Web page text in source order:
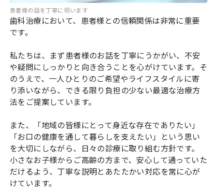
患者様の話を丁寧に伺います
歯科治療において、患者様との信頼関係は非常に重要
です。
私たちは、まず患者様のお話を丁寧にうかがい、不安
や疑問にしっかりと向き合うことを心がけています。そ
のうえで、一人ひとりのご希望やライフスタイルに寄
り添いながら、できる限り負担の少ない最適な治療方
法をご提案しています。
また、「地域の皆様にとって身近な存在でありたい」
「お口の健康を通して暮らしを支えたい」という思い
を大切にしながら、日々の診療に取り組む方針です。
小さなお子様からご高齢の方まで、安心して通っていた
だけるよう、丁寧な説明とあたたかい対応を常に心が
けています。